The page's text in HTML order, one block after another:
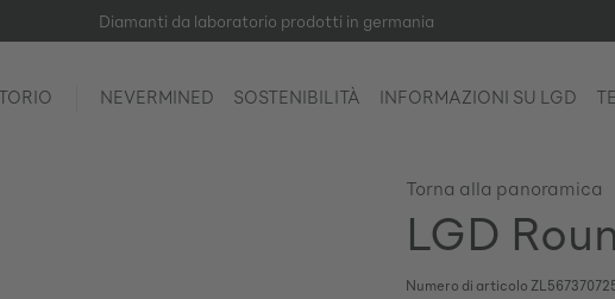
Diamanti da laboratorio prodotti in germania
NEVERMINED SOSTENIBILITÀ INFORMAZIONI SU LGD
Torna alla panoramica
LGD
Numero di articolo